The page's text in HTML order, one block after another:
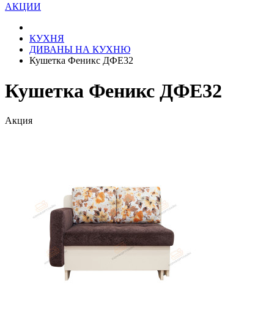
АКЦИИ
КУХНЯ
ДИВАНЫ НА КУХНЮ
Кушетка Феникс ДФЕ32
Кушетка Феникс ДФЕ32
Акция